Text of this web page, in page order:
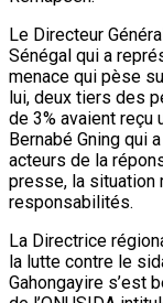
Le Directeur
Sénégal qui a
menace qui pèse
lui, deux tiers des
de 3% avaient reçu
Bernabé Gning qui
acteurs de la
presse, la situation
responsabilités.
La Directrice
la lutte contre le
Gahongayire s’est